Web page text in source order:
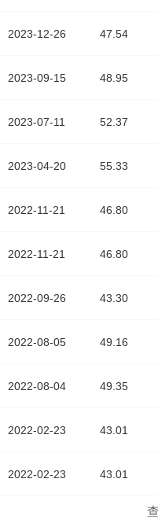
2023-12-26
2023-09-15
2023-07-11
2023-04-20
2022-11-21
2022-11-21
2022-09-26
2022-08-05
2022-08-04
2022-02-23
2022-02-23
47.54
48.95
52.37
55.33
46.80
46.80
43.30
49.16
49.35
43.01
43.01